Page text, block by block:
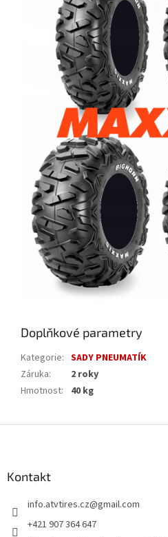
Doplňkové parametry
Kategorie: SADY PNEUMATÍK
Záruka:
2 roky
Hmotnost: 40 kg
Kontakt
info.atvtires.cz@gmail.com
+421 907 364 647